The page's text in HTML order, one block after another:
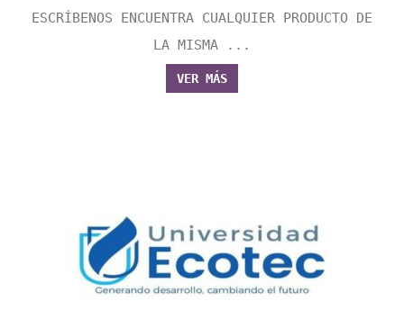
ESCRÍBENOS ENCUENTRA CUALQUIER PRODUCTO DE
LA MISMA ...
VER MÁS